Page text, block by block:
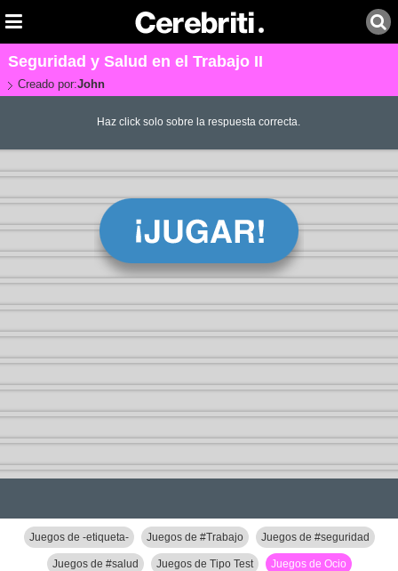
Seguridad y Salud en el Trabajo II
Creado por:John
Haz click solo sobre la respuesta correcta.
Juegos de -etiqueta- Juegos de #Trabajo Juegos de #seguridad
Juegos de #salud Juegos de Tipo Test Juegos de Ocio